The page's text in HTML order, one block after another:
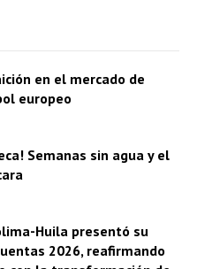
en el mercado de
europeo
Semanas sin agua y el
Huila presentó su
2026, reafirmando